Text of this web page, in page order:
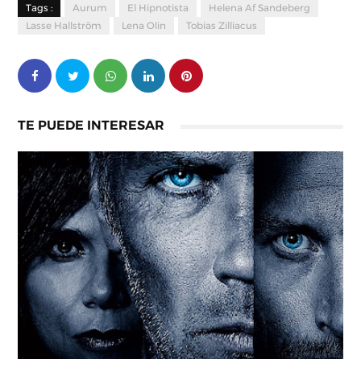
Tags : Aurum El Hipnotista
Helena Af Sandeberg
Lasse Hallström
Lena Olin Tobias Zilliacus
TE PUEDE INTERESAR